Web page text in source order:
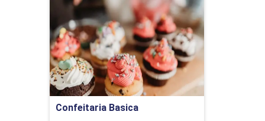
Confeitaria Basica
Confeitaria Basica
Detalhes do curso
Comprar Agora